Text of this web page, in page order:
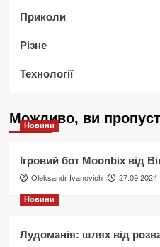
Приколи
Різне
Технології
Можливо, ви
Новини
Ігровий бот Moonbix від
Oleksandr Ivanovich 27.09.2024
Новини
Лудоманія: шлях від